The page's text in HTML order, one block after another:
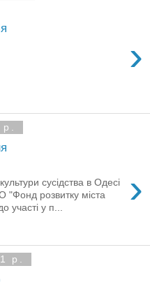
›
›
сусідства в Одесі
"Фонд розвитку міста
участі у п...
р.